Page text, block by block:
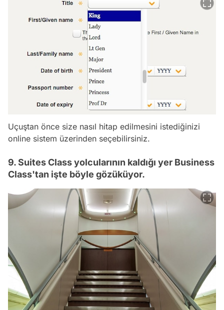
Uçuştan önce size nasıl hitap edilmesini istediğinizi
online sistem üzerinden seçebilirsiniz.
9. Suites Class yolcularının kaldığı yer Business
Class'tan işte böyle gözüküyor.